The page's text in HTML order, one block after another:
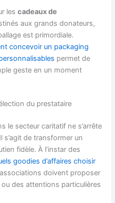
lescadeaux de
aux grands donateurs,
est primordiale.
concevoir un packaging
permet de
geste en un moment
du prestataire
le secteur caritatif ne s’arrête
s’agit de transformer un
fidèle. À l’instar des
goodies d’affaires choisir
doivent proposer
ou des attentions particulières